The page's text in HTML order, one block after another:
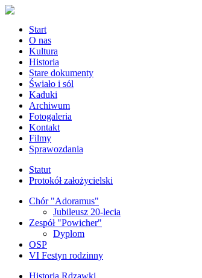
Start
O nas
Kultura
Historia
Stare dokumenty
Świało i sól
Kaduki
Archiwum
Fotogaleria
Kontakt
Filmy
Sprawozdania
Statut
Protokół założycielski
Chór "Adoramus"
Jubileusz 20-lecia
Zespół "Powicher"
Dyplom
OSP
VI Festyn rodzinny
Historia Rdzawki